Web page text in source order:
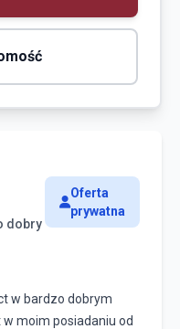
dobry
Oferta
prywatna
w bardzo dobrym
moim posiadaniu od